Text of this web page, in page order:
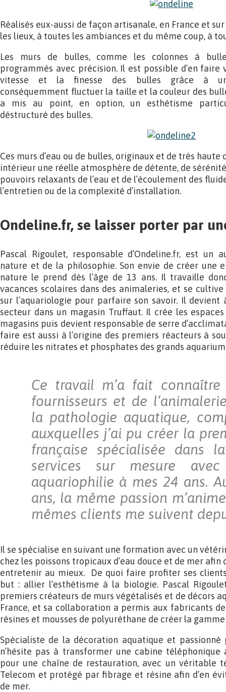
Réalisés eux-aussi de façon artisanale, en France et
les lieux, à toutes les ambiances et du même coup, à
Les murs de bulles, comme les colonnes à
programmés avec précision. Il est possible d’en
vitesse et la finesse des bulles grâce à
conséquemment fluctuer la taille et la couleur des
a mis au point, en option, un esthétisme
déstructuré des bulles.
Ces murs d’eau ou de bulles, originaux et de très
intérieur une réelle atmosphère de détente, de
pouvoirs relaxants de l’eau et de l’écoulement des
l’entretien ou de la complexité d’installation.
Ondeline.fr, se laisser porter par
Pascal Rigoulet, responsable d’Ondeline.fr, est un
nature et de la philosophie. Son envie de créer une
nature le prend dès l’âge de 13 ans. Il travaille
vacances scolaires dans des animaleries, et se
sur l’aquariologie pour parfaire son savoir. Il devient
secteur dans un magasin Truffaut. Il crée les
magasins puis devient responsable de serre
faire est aussi à l’origine des premiers réacteurs à
réduire les nitrates et phosphates des grands
Ce travail m’a fait
fournisseurs et de
la pathologie aquatique,
auxquelles j’ai pu créer la
française spécialisée dans
services sur mesure
aquariophilie à mes 24 ans.
ans, la même passion
mêmes clients me suivent
Il se spécialise en suivant une formation avec un
chez les poissons tropicaux d’eau douce et de mer
entretenir au mieux. De quoi faire profiter ses
but : allier l’esthétisme à la biologie. Pascal
premiers créateurs de murs végétalisés et de décors
France, et sa collaboration a permis aux fabricants
résines et mousses de polyuréthane de créer la
Spécialiste de la décoration aquatique et
n’hésite pas à transformer une cabine
pour une chaîne de restauration, avec un véritable
Telecom et protégé par fibrage et résine afin d’en
de mer.